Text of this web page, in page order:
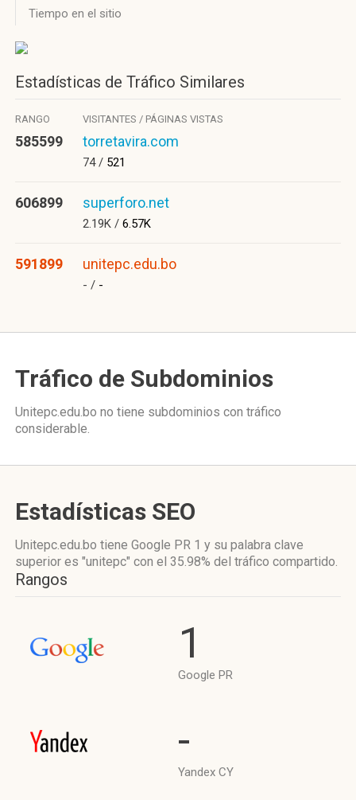
Tiempo en el sitio
Estadísticas de Tráfico Similares
RANGO VISITANTES / PÁGINAS VISTAS
585599 torretavira.com
74 / 521
606899 superforo.net
2.19K / 6.57K
591899 unitepc.edu.bo
- / -
Tráfico de Subdominios
Unitepc.edu.bo no tiene subdominios con tráfico
considerable.
Estadísticas SEO
Unitepc.edu.bo tiene Google PR 1 y su palabra clave
superior es "unitepc" con el 35.98% del tráfico compartido.
Rangos
1
Google PR
-
Yandex CY